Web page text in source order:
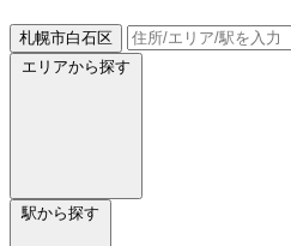
札幌市白石区
エリアから探す
駅から探す